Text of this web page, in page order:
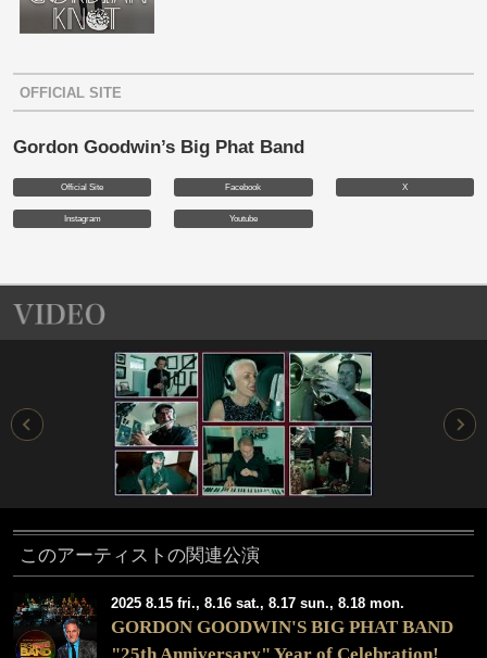
OFFICIAL SITE
Gordon Goodwin’s Big Phat Band
Official Site Facebook X
Instagram Youtube
このアーティストの関連公演
2025 8.15 fri., 8.16 sat., 8.17 sun., 8.18 mon.
GORDON GOODWIN'S BIG PHAT BAND